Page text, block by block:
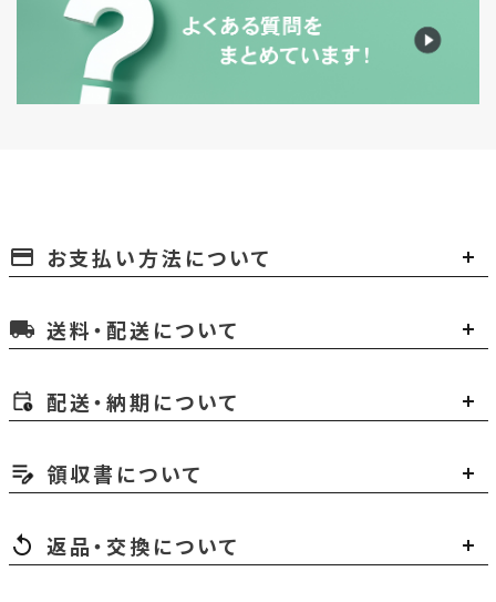
payment お支払い方法について
local_shipping 送料・配送について
配送・納期について
領収書について
返品・交換について